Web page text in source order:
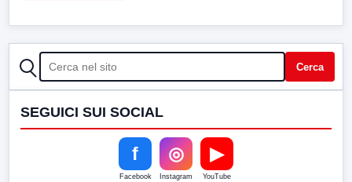
CERCA Cerca
SEGUICI SUI SOCIAL
f
Facebook
◎
Instagram
▶
YouTube